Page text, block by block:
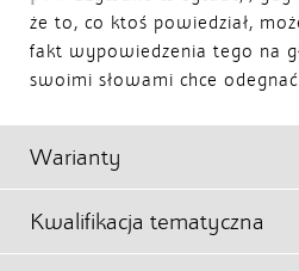
że to, co ktoś powiedział,
fakt wypowiedzenia tego na
swoimi słowami chce
Warianty
Kwalifikacja tematyczna